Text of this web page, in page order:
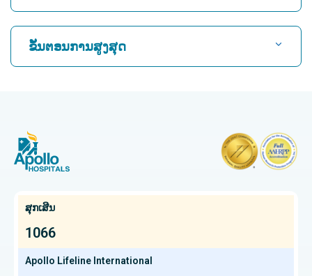
ຊອກຫາແພດຫົວໃຈ
ຊອກຫາແພດຊ່ຽວຊານດ້ານກະດູກ
ຊອກຫາແພດຊ່ຽວຊານດ້ານກະເພາະອາຫານ
ໂຮງໝໍທີ່ດີທີ່ສຸດໃນ Teynampet, Chennai
ໂຮງໝໍທີ່ດີທີ່ສຸດໃນ OMR, Chennai
ໂຮງໝໍມະເຮັງທີ່ດີທີ່ສຸດໃນ Bhat, Gandhinagar, Ahmedabad
ໂຮງໝໍມະເຮັງທີ່ດີທີ່ສຸດໃນເມືອງອີເລັກໂທຣນິກ, ບັງກາລໍ
ໂຮງໝໍມະເຮັງທີ່ດີທີ່ສຸດໃນ Teynampet, Chennai
ຂັ້ນຕອນການສູງສຸດ
Laparoscopic Cholecystectomy
ການຕັດມົດລູກ
Kidney Transplant
Extracorporeal Shockwave Lithotripsy
Liver transplant
ສຸກເສີນ
1066
Apollo Lifeline International